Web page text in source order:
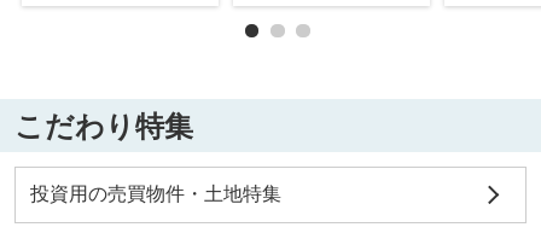
こだわり特集
投資用の売買物件・土地特集